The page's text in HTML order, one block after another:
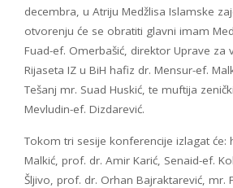
decembra, u Atriju Medžlisa Islamske
otvorenju će se obratiti glavni imam
Fuad-ef. Omerbašić, direktor Uprave za
Rijaseta IZ u BiH hafiz dr. Mensur-ef.
Tešanj mr. Suad Huskić, te muftija
Mevludin-ef. Dizdarević.
Tokom tri sesije konferencije izlagat će:
Malkić, prof. dr. Amir Karić, Senaid-ef.
Šljivo, prof. dr. Orhan Bajraktarević, mr.